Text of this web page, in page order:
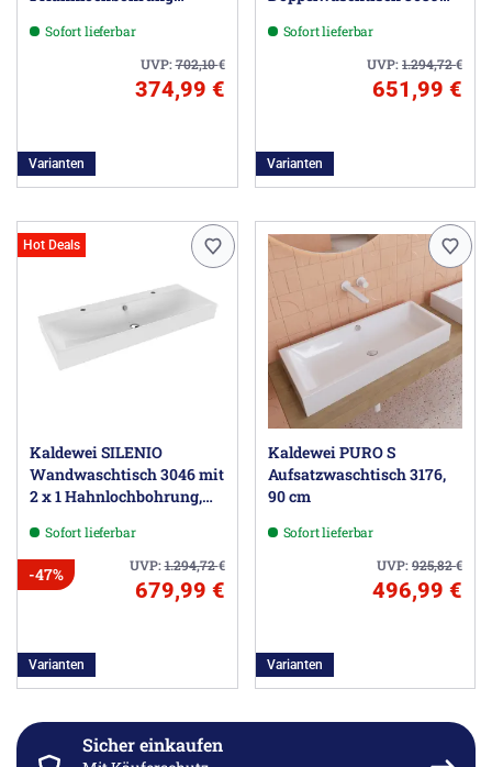
Sofort lieferbar
UVP:702,10€
374,99 €
Varianten
Hahnlochbohrungen, 120
Sofort lieferbar
UVP:1.294,72€
651,99 €
Varianten
Hot Deals
Kaldewei SILENIO
Wandwaschtisch 3046 mit
2 x 1 Hahnlochbohrung,
Sofort lieferbar
UVP:1.294,72€
-47%
679,99 €
Varianten
Kaldewei PURO S
Aufsatzwaschtisch 3176,
90 cm
Sofort lieferbar
UVP:925,82€
496,99 €
Varianten
Sicher einkaufen